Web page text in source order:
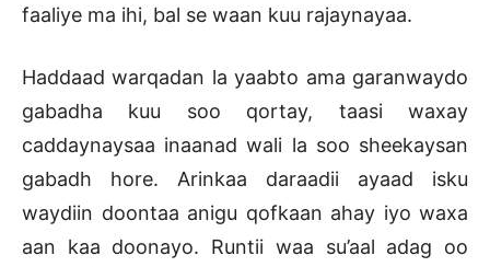
faaliye ma ihi, bal se waan kuu rajaynayaa.
Haddaad warqadan la yaabto ama garanwaydo
gabadha kuu soo qortay, taasi waxay
caddaynaysaa inaanad wali la soo sheekaysan
gabadh hore. Arinkaa daraadii ayaad isku
waydiin doontaa anigu qofkaan ahay iyo waxa
aan kaa doonayo. Runtii waa su’aal adag oo